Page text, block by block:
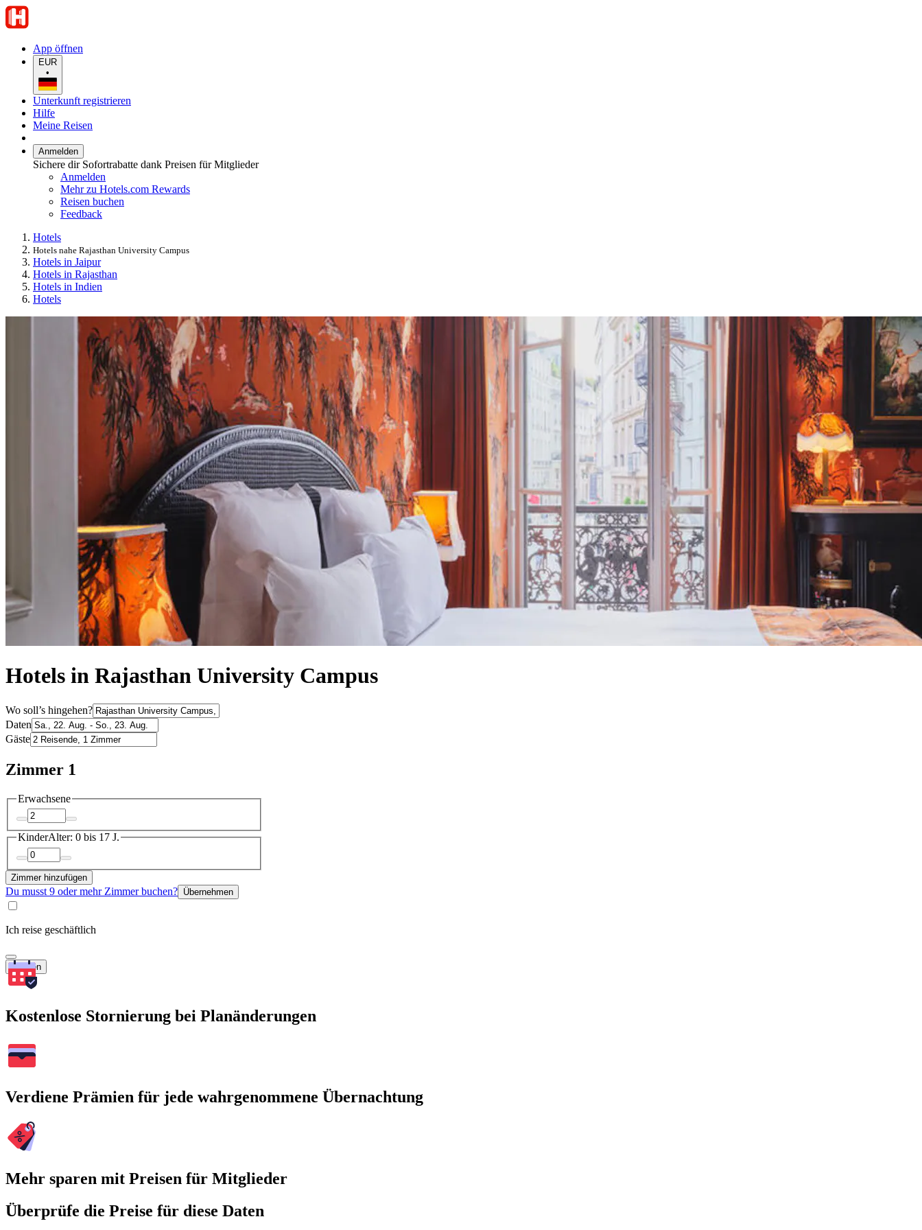
App öffnen
EUR
•
Unterkunft registrieren
Hilfe
Meine Reisen
Anmelden
Sichere dir Sofortrabatte dank Preisen für Mitglieder
Anmelden
Mehr zu Hotels.com Rewards
Reisen buchen
Feedback
Hotels
Hotels nahe Rajasthan University Campus
Hotels in Jaipur
Hotels in Rajasthan
Hotels in Indien
Hotels
Hotels in Rajasthan University Campus
Wo soll’s hingehen?
Daten
Gäste
Zimmer 1
Erwachsene
KinderAlter: 0 bis 17 J.
Zimmer hinzufügen
Du musst 9 oder mehr Zimmer buchen? Übernehmen
Ich reise geschäftlich
Suchen
Kostenlose Stornierung bei Planänderungen
Verdiene Prämien für jede wahrgenommene Übernachtung
Mehr sparen mit Preisen für Mitglieder
Überprüfe die Preise für diese Daten